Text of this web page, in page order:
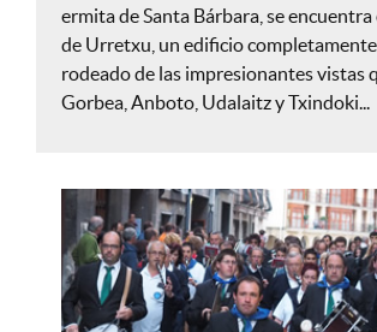
ermita de Santa Bárbara, se
de Urretxu, un edificio
rodeado de las impresionantes vistas
Gorbea, Anboto, Udalaitz y Txindoki...